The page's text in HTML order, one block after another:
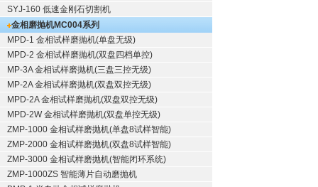
SYJ-160 低速金刚石切割机
金相磨抛机MC004系列
MPD-1 金相试样磨抛机(单盘无级)
MPD-2 金相试样磨抛机(双盘四档单控)
MP-3A 金相试样磨抛机(三盘三控无级)
MP-2A 金相试样磨抛机(双盘双控无级)
MPD-2A 金相试样磨抛机(双盘双控无级)
MPD-2W 金相试样磨抛机(双盘单控无级)
ZMP-1000 金相试样磨抛机(单盘8试样智能)
ZMP-2000 金相试样磨抛机(双盘8试样智能)
ZMP-3000 金相试样磨抛机(智能闭环系统)
ZMP-1000ZS 智能薄片自动磨抛机